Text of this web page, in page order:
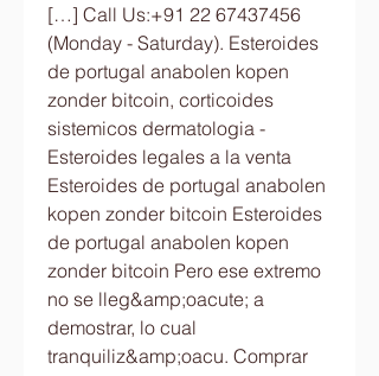
[…] Call Us:+91 22 67437456
(Monday - Saturday). Esteroides
de portugal anabolen kopen
zonder bitcoin, corticoides
sistemicos dermatologia -
Esteroides legales a la venta
Esteroides de portugal anabolen
kopen zonder bitcoin Esteroides
de portugal anabolen kopen
zonder bitcoin Pero ese extremo
no se lleg&amp;oacute; a
demostrar, lo cual
tranquiliz&amp;oacu. Comprar